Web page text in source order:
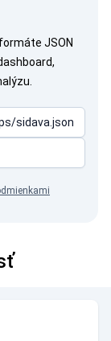
JSON